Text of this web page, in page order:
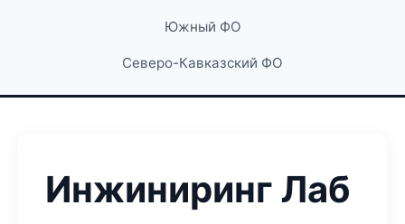
Южный ФО
Северо-Кавказский ФО
Инжиниринг Лаб